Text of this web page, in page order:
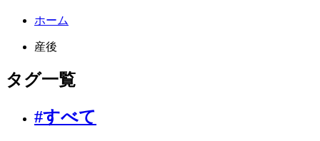
ホーム
産後
タグ一覧
#すべて